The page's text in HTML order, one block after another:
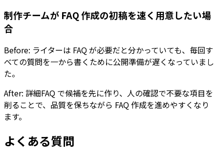
制作チームが FAQ 作成の初稿を速く用意したい場
合
Before: ライターは FAQ が必要だと分かっていても、毎回す
べての質問を一から書くために公開準備が遅くなっていまし
た。
After: 詳細FAQ で候補を先に作り、人の確認で不要な項目を
削ることで、品質を保ちながら FAQ 作成を進めやすくなり
ます。
よくある質問